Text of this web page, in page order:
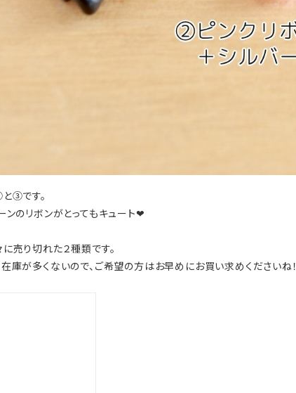
③です。
ンのリボンがとってもキュート❤
売り切れた２種類です。
庫が多くないので、ご希望の方はお早めにお買い求めくださいね！